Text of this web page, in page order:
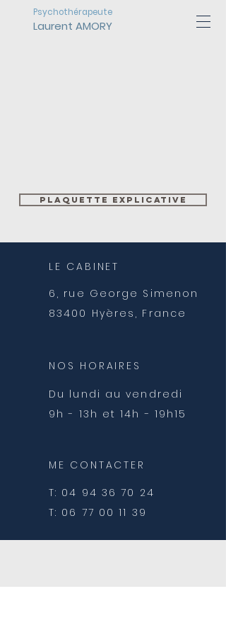
Laurent AMORY
Psychothérapeute
Plaquette explicative
LE CABINET
6, rue George Simenon
83400 Hyères, France
NOS HORAIRES
Du lundi au vendredi
9h - 13h et 14h - 19h15
ME CONTACTER
T: 04 94 36 70 24
T: 06 77 00 11 39